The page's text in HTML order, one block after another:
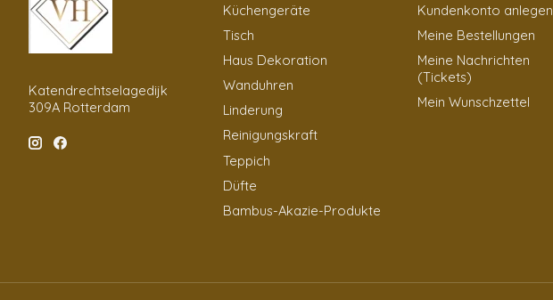
Katendrechtselagedijk
309A Rotterdam
Küchengeräte
Tisch
Haus Dekoration
Wanduhren
Linderung
Reinigungskraft
Teppich
Düfte
Bambus-Akazie-Produkte
Kundenkonto anlegen
Meine Bestellungen
Meine Nachrichten
(Tickets)
Mein Wunschzettel